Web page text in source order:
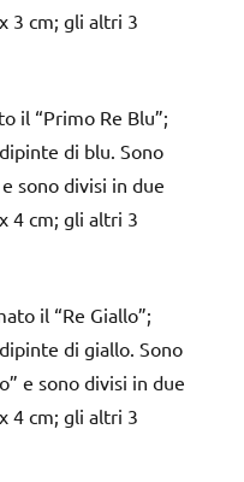
3 cm; gli altri 3
il “Primo Re Blu”;
di blu. Sono
sono divisi in due
4 cm; gli altri 3
il “Re Giallo”;
di giallo. Sono
e sono divisi in due
4 cm; gli altri 3